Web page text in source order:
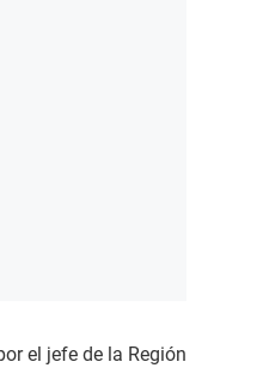
el jefe de la Región